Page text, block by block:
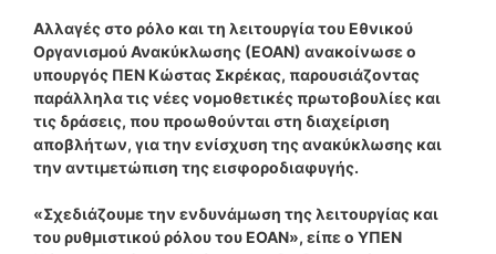
Αλλαγές στο ρόλο και τη λειτουργία του Εθνικού
Οργανισμού Ανακύκλωσης (ΕΟΑΝ) ανακοίνωσε ο
υπουργός ΠΕΝ Κώστας Σκρέκας, παρουσιάζοντας
παράλληλα τις νέες νομοθετικές πρωτοβουλίες και
τις δράσεις, που προωθούνται στη διαχείριση
αποβλήτων, για την ενίσχυση της ανακύκλωσης και
την αντιμετώπιση της εισφοροδιαφυγής.
«Σχεδιάζουμε την ενδυνάμωση της λειτουργίας και
του ρυθμιστικού ρόλου του ΕΟΑΝ», είπε ο ΥΠΕΝ